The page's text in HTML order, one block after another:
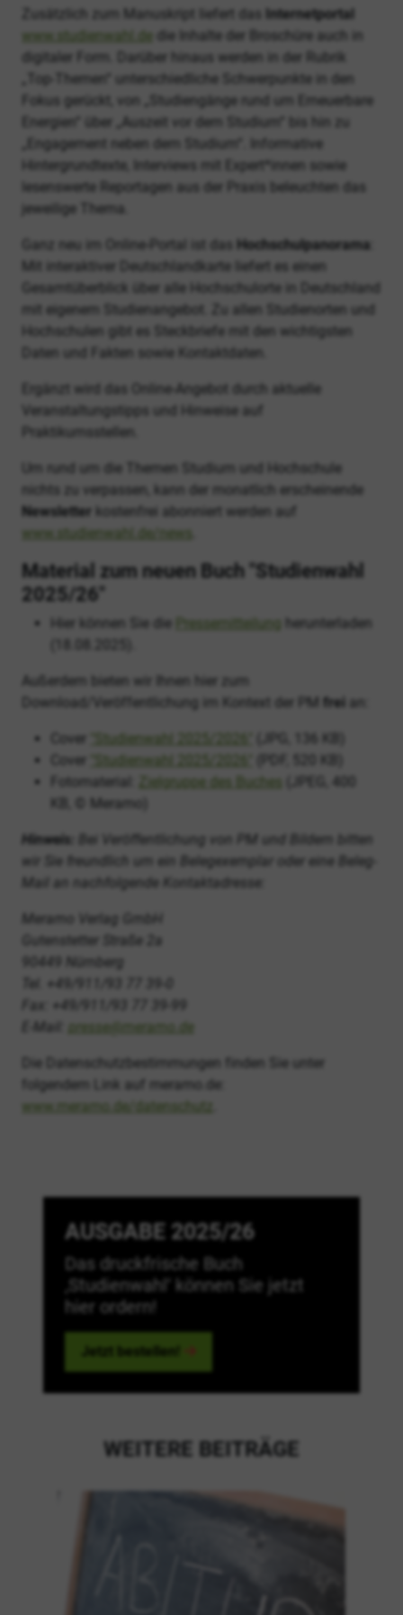
Zusätzlich zum Manuskript liefert das
Internetportal
www.studienwahl.de
die Inhalte der Broschüre auch in
digitaler Form. Darüber hinaus werden in der Rubrik
„Top-Themen“ unterschiedliche Schwerpunkte in den
Fokus gerückt, von „Studiengänge rund um Erneuerbare
Energien“ über „Auszeit vor dem Studium“ bis hin zu
„Engagement neben dem Studium“. Informative
Hintergrundtexte, Interviews mit Expert*innen sowie
lesenswerte Reportagen aus der Praxis beleuchten das
jeweilige Thema.
Ganz neu im Online-Portal ist das Hochschulpanorama
Mit interaktiver Deutschlandkarte liefert es einen
Gesamtüberblick über alle Hochschulorte in Deutschland
mit eigenem Studienangebot. Zu allen Studienorten und
Hochschulen gibt es Steckbriefe mit den wichtigsten
Daten und Fakten sowie Kontaktdaten.
Ergänzt wird das Online-Angebot durch aktuelle
Veranstaltungstipps und Hinweise auf
Praktikumsstellen.
Um rund um die Themen Studium und Hochschule
nichts zu verpassen, kann der monatlich erscheinende
Newsletter
kostenfrei abonniert werden auf
www.studienwahl.de/news
Material zum neuen Buch "Studienwahl
2025/26"
Hier können Sie die Pressemitteilung
herunterladen
Außerdem bieten wir Ihnen hier zum
Download/Veröffentlichung im Kontext der PM
frei an:
Cover "Studienwahl 2025/2026"
(JPG, 136 KB)
Cover
"Studienwahl 2025/2026"
Fotomaterial:
Zielgruppe des Buches
KB, © Meramo)
Hinweis:
Bei Veröffentlichung von PM und Bildern bitten
wir Sie freundlich um ein Belegexemplar oder eine Beleg-
Mail an nachfolgende Kontaktadresse:
Meramo Verlag GmbH
Gutenstetter Straße 2a
90449 Nürnberg
Tel. +49/911/93 77 39-0
Fax: +49/911/93 77 39-99
E-Mail:
presse@meramo.de
Die Datenschutzbestimmungen finden Sie unter
folgendem Link auf meramo.de:
www.meramo.de/datenschutz
AUSGABE 2025/26
Das druckfrische Buch
‚Studienwahl‘ können Sie jetzt
hier ordern!
Jetzt bestellen!
WEITERE BEITRÄGE